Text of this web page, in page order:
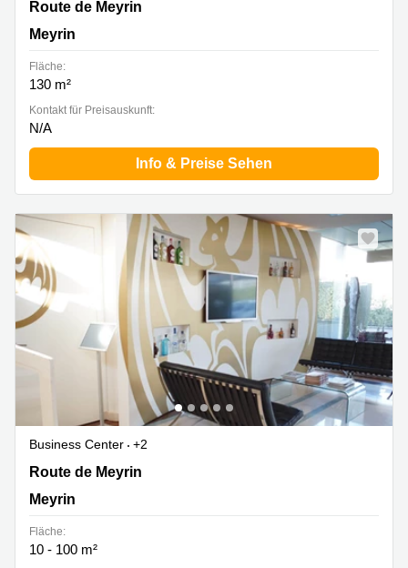
Route de Meyrin 267, Meyrin
Route de Meyrin
Meyrin
Fläche:
130 m²
Kontakt für Preisauskunft:
N/A
Info & Preise Sehen
Business Center
+2
Route de Meyrin 267, Meyrin
Route de Meyrin
Meyrin
Fläche:
10 - 100 m²